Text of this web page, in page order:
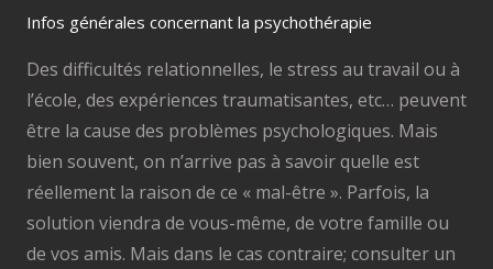
Infos générales concernant la psychothérapie
Des difficultés relationnelles, le stress au travail ou à
l’école, des expériences traumatisantes, etc… peuvent
être la cause des problèmes psychologiques. Mais
bien souvent, on n’arrive pas à savoir quelle est
réellement la raison de ce « mal-être ». Parfois, la
solution viendra de vous-même, de votre famille ou
de vos amis. Mais dans le cas contraire; consulter un